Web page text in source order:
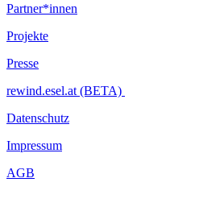
Partner*innen
Projekte
Presse
rewind.esel.at (BETA)
Datenschutz
Impressum
AGB